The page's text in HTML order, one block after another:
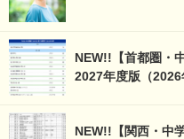
NEW!!【首都圏・
2027年度版（2026
NEW!!【関西・中